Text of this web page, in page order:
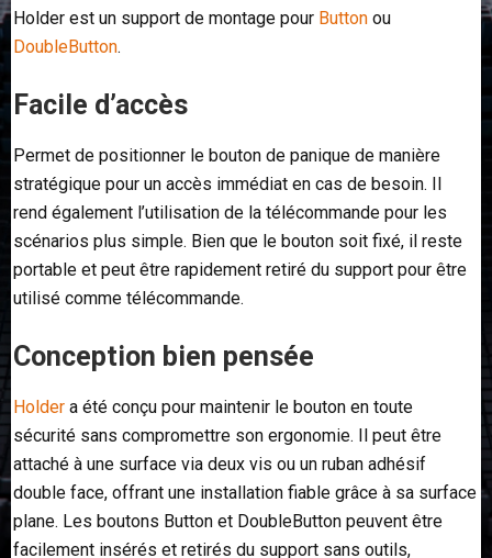
Holder est un support de montage pour Button ou
DoubleButton.
Facile d’accès
Permet de positionner le bouton de panique de manière
stratégique pour un accès immédiat en cas de besoin. Il
rend également l’utilisation de la télécommande pour les
scénarios plus simple. Bien que le bouton soit fixé, il reste
portable et peut être rapidement retiré du support pour être
utilisé comme télécommande.
Conception bien pensée
Holder a été conçu pour maintenir le bouton en toute
sécurité sans compromettre son ergonomie. Il peut être
attaché à une surface via deux vis ou un ruban adhésif
double face, offrant une installation fiable grâce à sa surface
plane. Les boutons Button et DoubleButton peuvent être
facilement insérés et retirés du support sans outils,